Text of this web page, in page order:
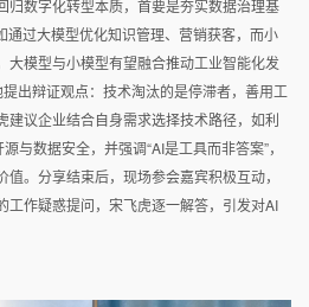
归数字化转型本质，首要是夯实数据治理基
通过大模型优化知识管理、营销获客，而小
大模型与小模型有望融合推动工业智能化发
出辩证观点：技术淘汰的是停滞者，善用工
建议企业结合自身需求选择技术路径，如利
与数据安全，并强调“AI是工具而非答案”，
。分享结束后，现场参会嘉宾积极互动，
工作疑惑提问，宋飞虎逐一解答，引发对AI